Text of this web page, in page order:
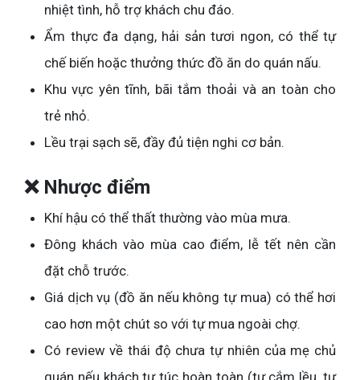
nhiệt tình, hỗ trợ khách chu đáo.
Ẩm thực đa dạng, hải sản tươi ngon, có thể tự
chế biến hoặc thưởng thức đồ ăn do quán nấu.
Khu vực yên tĩnh, bãi tắm thoải và an toàn cho
trẻ nhỏ.
Lều trại sạch sẽ, đầy đủ tiện nghi cơ bản.
❌ Nhược điểm
Khí hậu có thể thất thường vào mùa mưa.
Đông khách vào mùa cao điểm, lễ tết nên cần
đặt chỗ trước.
Giá dịch vụ (đồ ăn nếu không tự mua) có thể hơi
cao hơn một chút so với tự mua ngoài chợ.
Có review về thái độ chưa tự nhiên của mẹ chủ
quán nếu khách tự túc hoàn toàn (tự cắm lều, tự